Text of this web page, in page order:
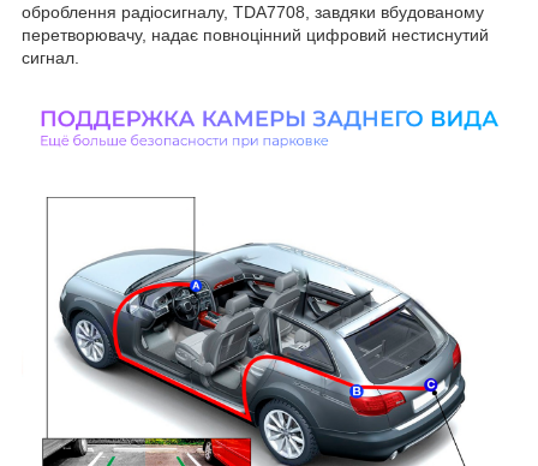
оброблення радіосигналу, TDA7708, завдяки вбудованому
перетворювачу, надає повноцінний цифровий нестиснутий
сигнал.